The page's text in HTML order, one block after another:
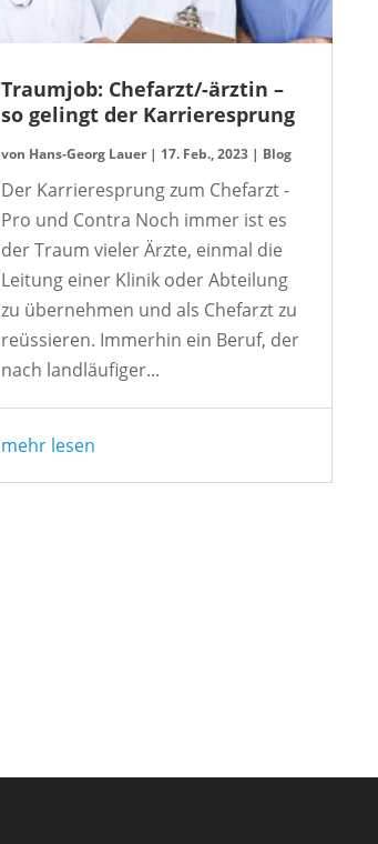
Traumjob: Chefarzt/-ärztin –
so gelingt der Karrieresprung
von Hans-Georg Lauer| 17. Feb., 2023 | Blog
Der Karrieresprung zum Chefarzt -
Pro und Contra Noch immer ist es
der Traum vieler Ärzte, einmal die
Leitung einer Klinik oder Abteilung
zu übernehmen und als Chefarzt zu
reüssieren. Immerhin ein Beruf, der
nach landläufiger...
mehr lesen